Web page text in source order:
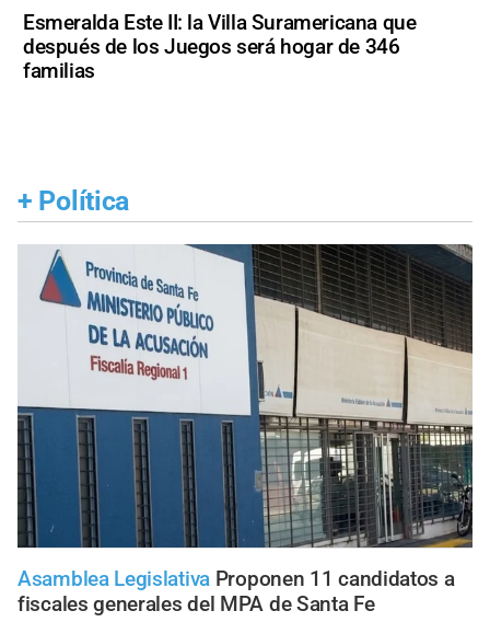
Esmeralda Este II: la Villa Suramericana que
después de los Juegos será hogar de 346
familias
+ Política
Asamblea Legislativa Proponen 11 candidatos a
fiscales generales del MPA de Santa Fe